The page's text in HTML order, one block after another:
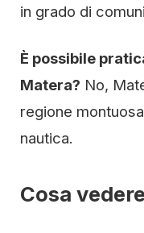
in grado di
È possibile
Matera? No,
regione
nautica.
Cosa